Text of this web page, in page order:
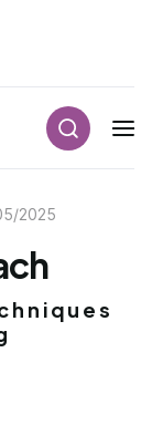
principale
2025